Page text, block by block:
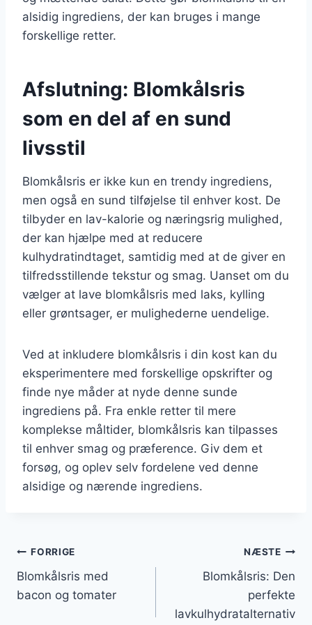
alsidig ingrediens, der kan bruges i mange
forskellige retter.
Afslutning: Blomkålsris
som en del af en sund
livsstil
Blomkålsris er ikke kun en trendy ingrediens,
men også en sund tilføjelse til enhver kost. De
tilbyder en lav-kalorie og næringsrig mulighed,
der kan hjælpe med at reducere
kulhydratindtaget, samtidig med at de giver en
tilfredsstillende tekstur og smag. Uanset om du
vælger at lave blomkålsris med laks, kylling
eller grøntsager, er mulighederne uendelige.
Ved at inkludere blomkålsris i din kost kan du
eksperimentere med forskellige opskrifter og
finde nye måder at nyde denne sunde
ingrediens på. Fra enkle retter til mere
komplekse måltider, blomkålsris kan tilpasses
til enhver smag og præference. Giv dem et
forsøg, og oplev selv fordelene ved denne
alsidige og nærende ingrediens.
Indlægsnavigation
FORRIGE
Blomkålsris med
bacon og tomater
NÆSTE
Blomkålsris: Den
perfekte
lavkulhydratalternativ